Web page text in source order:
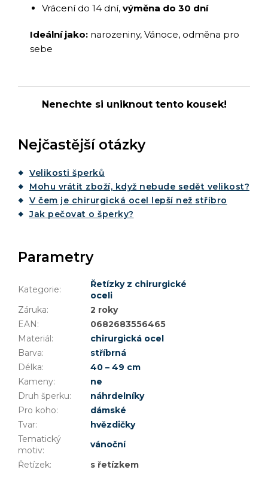
Vrácení do 14 dní, výměna do 30 dní
Ideální jako: narozeniny, Vánoce, odměna pro
sebe
Nenechte si uniknout tento kousek!
Nejčastější otázky
Velikosti šperků
Mohu vrátit zboží, když nebude sedět velikost?
V čem je chirurgická ocel lepší než stříbro
Jak pečovat o šperky?
Parametry
Kategorie:
Řetízky z chirurgické
oceli
Záruka:
2 roky
EAN:
0682683556465
Materiál:
chirurgická ocel
Barva:
stříbrná
Délka:
40 – 49 cm
Kameny:
ne
Druh šperku:
náhrdelníky
Pro koho:
dámské
Tvar:
hvězdičky
Tematický
motiv:
vánoční
Řetízek: s řetízkem